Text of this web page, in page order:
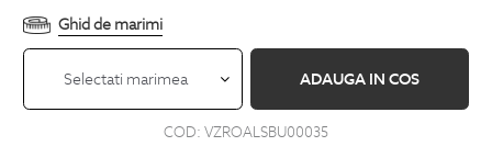
Ghid de marimi
Selectati marimea ADAUGA IN COS
COD: VZROALSBU00035